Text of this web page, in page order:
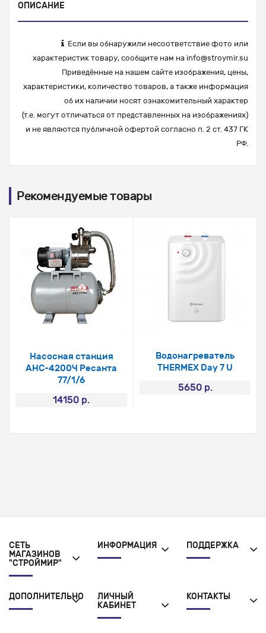
ОПИСАНИЕ
Если вы обнаружили несоответствие фото или
характеристик товару, сообщите нам на info@stroymir.su
Приведённые на нашем сайте изображения, цены,
характеристики, количество товаров, а также информация
об их наличии носят ознакомительный характер
(т.е. могут отличаться от представленных на изображениях)
и не являются публичной офертой согласно п. 2 ст. 437 ГК
РФ.
Рекомендуемые товары
Насосная станция
АНС-4200Ч Ресанта
77/1/6
14150 р.
Водонагреватель
THERMEX Day 7 U
5650 р.
СЕТЬ
МАГАЗИНОВ
"СТРОЙМИР"
ИНФОРМАЦИЯ ПОДДЕРЖКА
ДОПОЛНИТЕЛЬНО
ЛИЧНЫЙ
КАБИНЕТ
КОНТАКТЫ